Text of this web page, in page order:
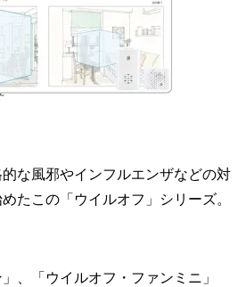
な風邪やインフルエンザなどの対
たこの「ウイルオフ」シリーズ。
、「ウイルオフ・ファンミニ」